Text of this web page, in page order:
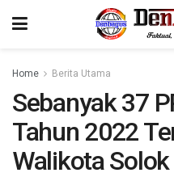
Home Berita Utama
Sebanyak 37
Tahun 2022
Walikota Solok